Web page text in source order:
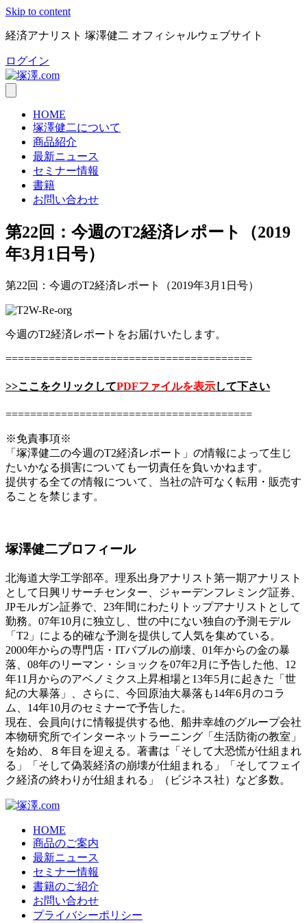
Skip to content
経済アナリスト 塚澤健二 オフィシャルウェブサイト
ログイン
HOME
塚澤健二について
商品紹介
最新ニュース
セミナー情報
書籍
お問い合わせ
第22回：今週のT2経済レポート（2019
年3月1日号）
第22回：今週のT2経済レポート（2019年3月1日号）
今週のT2経済レポートをお届けいたします。
========================================
>>ここをクリックしてPDFファイルを表示して下さい
========================================
※免責事項※
「塚澤健二の今週のT2経済レポート」の情報によって生じ
たいかなる損害についても一切責任を負いかねます。
提供する全ての情報について、当社の許可なく転用・販売す
ることを禁じます。
塚澤健二プロフィール
北海道大学工学部卒。理系出身アナリスト第一期アナリスト
として日興リサーチセンター、ジャーデンフレミング証券、
JPモルガン証券で、23年間にわたりトップアナリストとして
勤務。07年10月に独立し、世の中にない独自の予測モデル
「T2」による的確な予測を提供して人気を集めている。
2000年からの専門店・ITバブルの崩壊、01年からの金の暴
落、08年のリーマン・ショックを07年2月に予告した他、12
年11月からのアベノミクス上昇相場と13年5月に起きた「世
紀の大暴落」、さらに、今回原油大暴落も14年6月のコラ
ム、14年10月のセミナーで予告した。
現在、会員向けに情報提供する他、船井幸雄のグループ会社
本物研究所でインターネットラーニング「生活防衛の教室」
を始め、８年目を迎える。著書は「そして大恐慌が仕組まれ
る」「そして偽装経済の崩壊が仕組まれる」「そしてフェイ
ク経済の終わりが仕組まれる」（ビジネス社）など多数。
HOME
商品のご案内
最新ニュース
セミナー情報
書籍のご紹介
お問い合わせ
プライバシーポリシー